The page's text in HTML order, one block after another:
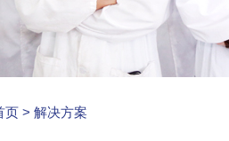
页> 解决方案